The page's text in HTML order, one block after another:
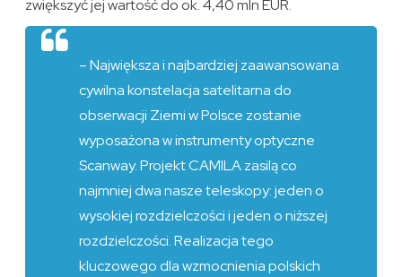
zwiększyć jej wartość do ok. 4,40 mln EUR.
– Największa i najbardziej zaawansowana
cywilna konstelacja satelitarna do
obserwacji Ziemi w Polsce zostanie
wyposażona w instrumenty optyczne
Scanway. Projekt CAMILA zasilą co
najmniej dwa nasze teleskopy: jeden o
wysokiej rozdzielczości i jeden o niższej
rozdzielczości. Realizacja tego
kluczowego dla wzmocnienia polskich